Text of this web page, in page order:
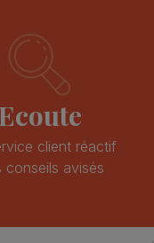
Ecoute
client réactif
conseils avisés